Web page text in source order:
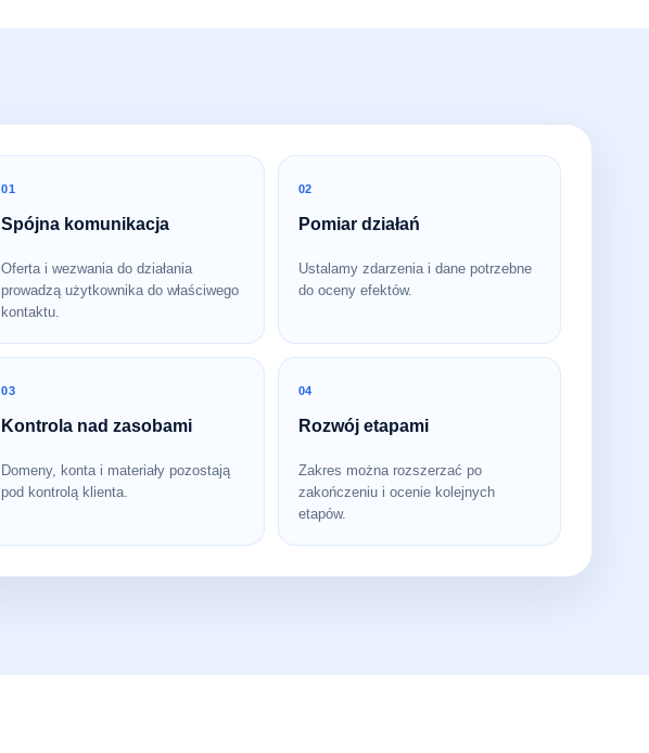
01
Spójna komunikacja
Oferta i wezwania do działania
prowadzą użytkownika do właściwego
kontaktu.
02
Pomiar działań
Ustalamy zdarzenia i dane potrzebne
do oceny efektów.
03
Kontrola nad zasobami
Domeny, konta i materiały pozostają
pod kontrolą klienta.
04
Rozwój etapami
Zakres można rozszerzać po
zakończeniu i ocenie kolejnych
etapów.